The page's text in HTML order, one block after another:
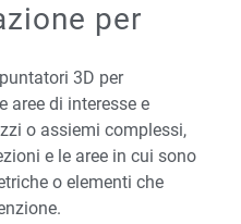
per
3D per
aree di interesse e
o assiemi complessi,
e le aree in cui sono
o elementi che